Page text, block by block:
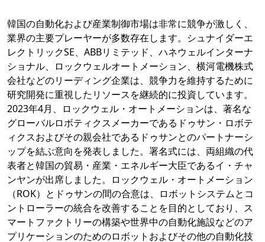
韓国の自動化および産業制御市場は非常に競争が激しく、
業界の主要プレーヤーが多数存在します。シュナイダーエ
レクトリックSE、ABBリミテッド、ハネウェルインターナ
ショナル、ロックウェルオートメーション、横河電機株式
会社などのリーディング企業は、競争力を維持するために
研究開発に重視したリソースを継続的に投資しています。
2023年4月、ロックウェル・オートメーションは、著名な
グローバルロボティクスメーカーであるドゥサン・ロボテ
ィクスおよびその親会社であるドゥサンとのパートナーシ
ップを結ぶ意向を発表しました。署名式には、両組織の代
表者と韓国の貿易・産業・エネルギー大臣であるイ・チャ
ンヤンが出席しました。ロックウェル・オートメーション
（ROK）とドゥサンの間の合意は、ロボットシステムとコ
ントローラーの統合を改善することを目的としており、ス
マートファクトリーの構築や世界中の自動化施設などのア
プリケーションのためのロボットおよびその他の自動化技